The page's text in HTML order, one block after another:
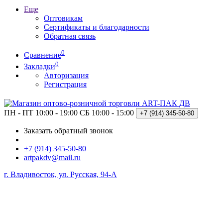
Еще
Оптовикам
Сертификаты и благодарности
Обратная связь
Сравнение0
Закладки0
Авторизация
Регистрация
ПН - ПТ 10:00 - 19:00 СБ 10:00 - 15:00 +7 (914) 345-50-80
Заказать обратный звонок
+7 (914) 345-50-80
artpakdv@mail.ru
г. Владивосток, ул. Русская, 94-А